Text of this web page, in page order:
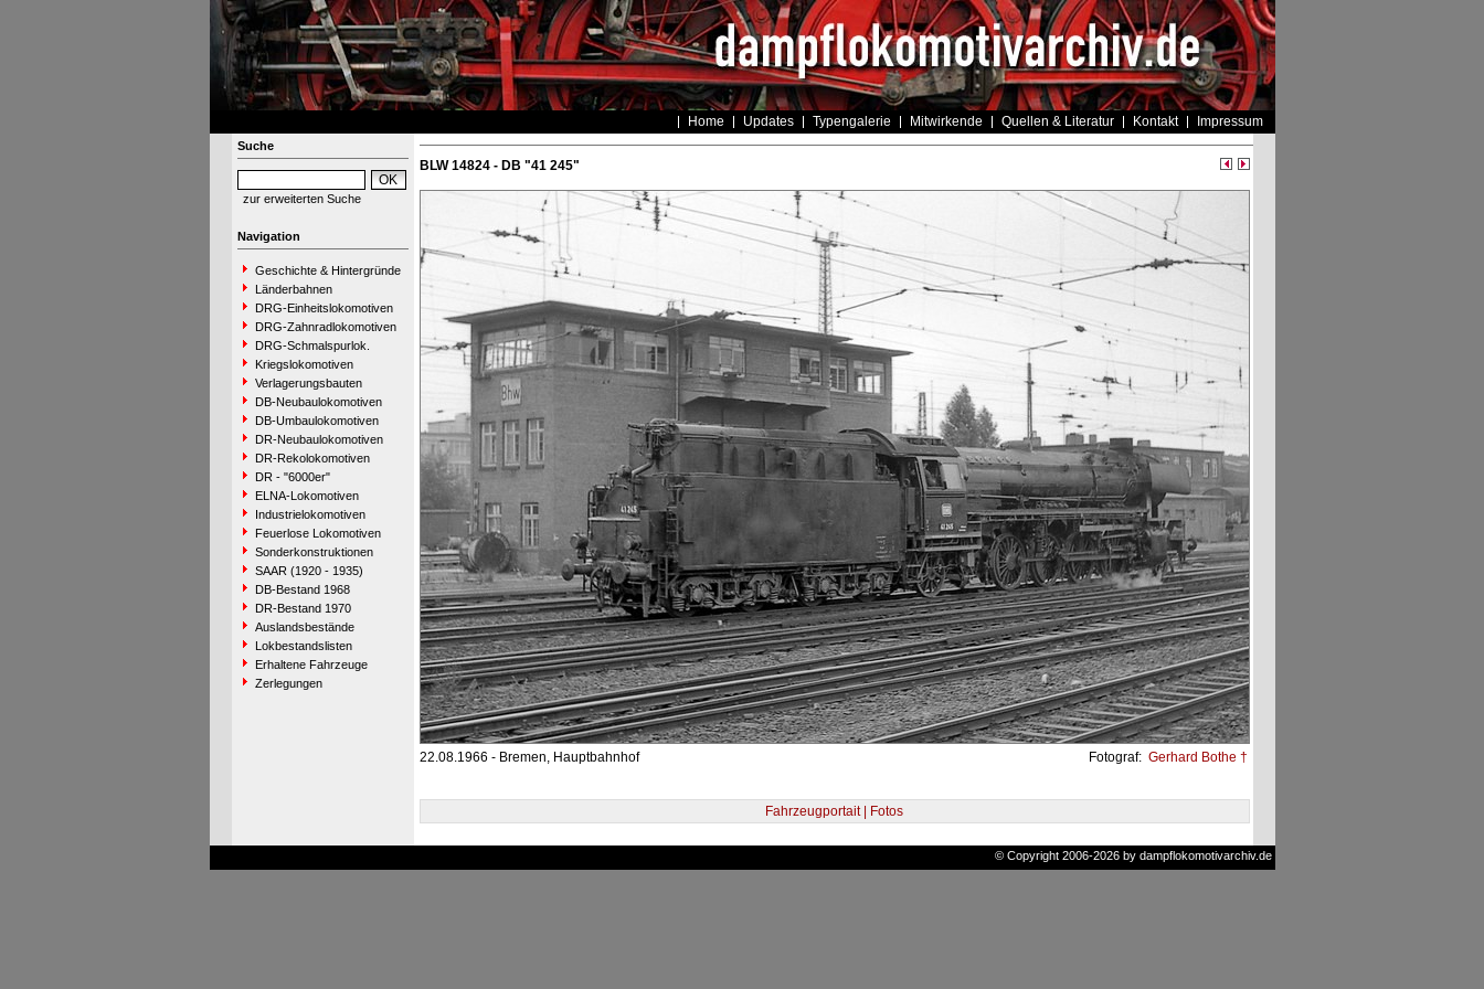
Home Updates Typengalerie Mitwirkende Quellen & Literatur Kontakt Impressum
Suche
zur erweiterten Suche
Navigation
Geschichte & Hintergründe
Länderbahnen
DRG-Einheitslokomotiven
DRG-Zahnradlokomotiven
DRG-Schmalspurlok.
Kriegslokomotiven
Verlagerungsbauten
DB-Neubaulokomotiven
DB-Umbaulokomotiven
DR-Neubaulokomotiven
DR-Rekolokomotiven
DR - "6000er"
ELNA-Lokomotiven
Industrielokomotiven
Feuerlose Lokomotiven
Sonderkonstruktionen
SAAR (1920 - 1935)
DB-Bestand 1968
DR-Bestand 1970
Auslandsbestände
Lokbestandslisten
Erhaltene Fahrzeuge
Zerlegungen
BLW 14824 - DB "41 245"
22.08.1966 - Bremen, Hauptbahnhof Fotograf: Gerhard Bothe †
Fahrzeugportait | Fotos
© Copyright 2006-2026 by dampflokomotivarchiv.de